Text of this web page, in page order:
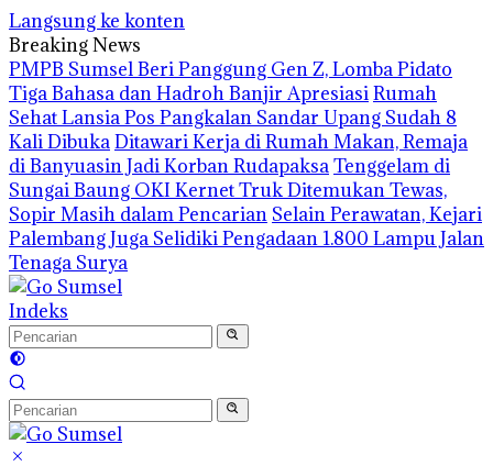
Langsung ke konten
Breaking News
PMPB Sumsel Beri Panggung Gen Z, Lomba Pidato
Tiga Bahasa dan Hadroh Banjir ApresiasiRumah
Sehat Lansia Pos Pangkalan Sandar Upang Sudah 8
Kali DibukaDitawari Kerja di Rumah Makan, Remaja
di Banyuasin Jadi Korban RudapaksaTenggelam di
Sungai Baung OKI Kernet Truk Ditemukan Tewas,
Sopir Masih dalam Pencarian Selain Perawatan, Kejari
Palembang Juga Selidiki Pengadaan 1.800 Lampu Jalan
Tenaga Surya
Indeks